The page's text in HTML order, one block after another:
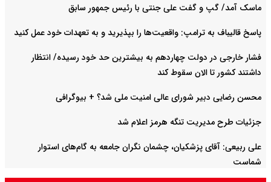
ماسک آمد/ گپ و گفت علی جنتی با رئیس جمهور سابق
پاسخ قالیباف به ترامپ: واقعیت‌ها را بپذیرید و به تعهدات خود عمل کنید
فشار خارجی در دولت چهاردهم به بیشترین حد خود رسیده/ انتظار
داشتند کشور تا الان سقوط کند
محسن رضایی دبیر شورای عالی امنیت ملی شد؟ + بیوگرافی
جزئیات طرح مدیریت تنگه هرمز اعلام شد
علی ربیعی: آقای پزشکیان، چشمان نگران جامعه به گام‌های استوار
شماست